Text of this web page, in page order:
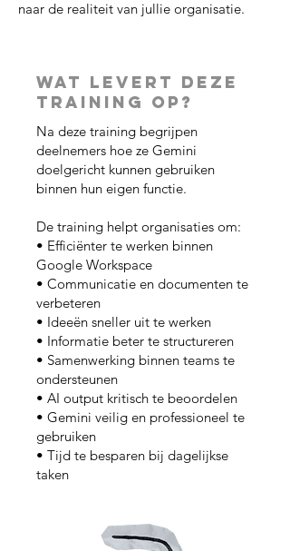
naar de realiteit van jullie organisatie.
Wat levert deze
training op?
Na deze training begrijpen
deelnemers hoe ze Gemini
doelgericht kunnen gebruiken
binnen hun eigen functie.
De training helpt organisaties om:
• Efficiënter te werken binnen
Google Workspace
• Communicatie en documenten te
verbeteren
• Ideeën sneller uit te werken
• Informatie beter te structureren
• Samenwerking binnen teams te
ondersteunen
• AI output kritisch te beoordelen
• Gemini veilig en professioneel te
gebruiken
• Tijd te besparen bij dagelijkse
taken